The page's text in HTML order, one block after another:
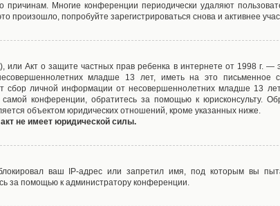
причинам. Многие конференции периодически удаляют
попробуйте зарегистрироваться снова и активнее
или Акт о защите частных прав ребенка в интернете от 1998 г.
младше 13 лет, иметь на это письменное
сбор личной информации от несовершеннолетних младше 13
конференции, обратитесь за помощью к юрисконсульту.
объектом юридических отношений, кроме указанных ниже.
не имеет юридической силы.
ваш IP-адрес или запретил имя, под которым вы
за помощью к администратору конференции.